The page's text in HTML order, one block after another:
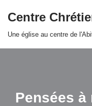
Centre
Une église au centre de
Pensées à